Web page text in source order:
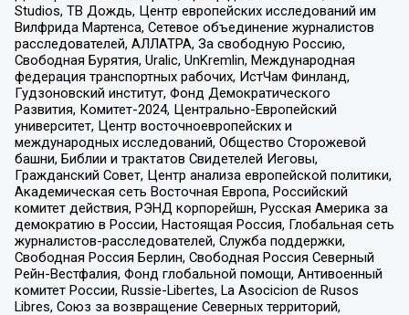
Studios, ТВ Дождь, Центр европейских исследований им
Вилфрида Мартенса, Сетевое объединение журналистов
расследователей, АЛЛАТРА, За свободную Россию,
Свободная Бурятия, Uralic, UnKremlin, Международная
федерация транспортных рабочих, ИстЧам Финланд,
Гудзоновский институт, Фонд Демократического
Развития, Комитет-2024, Центрально-Европейский
университет, Центр восточноевропейских и
международных исследований, Общество Сторожевой
башни, Библии и трактатов Свидетелей Иеговы,
Гражданский Совет, Центр анализа европейской политики,
Академическая сеть Восточная Европа, Российский
комитет действия, РЭНД корпорейшн, Русская Америка за
демократию в России, Настоящая Россия, Глобальная сеть
журналистов-расследователей, Служба поддержки,
Свободная Россия Берлин, Свободная Россия Северный
Рейн-Вестфалия, Фонд глобальной помощи, Антивоенный
комитет России, Russie-Libertes, La Asocicion de Rusos
Libres, Союз за возвращение Северных территорий,